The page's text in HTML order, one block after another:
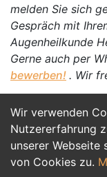
Wir verwenden
Nutzererfahrung
unserer Webseite
von Cookies zu.
melden Sie sich
Gespräch mit
Augenheilkunde
Gerne auch per
bewerben! . Wir